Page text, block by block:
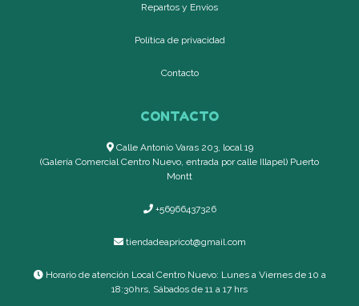
Repartos y Envíos
Política de privacidad
Contacto
CONTACTO
Calle Antonio Varas 203, local 19
(Galería Comercial Centro Nuevo, entrada por calle Illapel) Puerto
Montt
+56966437326
tiendadeapricot@gmail.com
Horario de atención Local Centro Nuevo: Lunes a Viernes de 10 a
18:30hrs, Sábados de 11 a 17 hrs